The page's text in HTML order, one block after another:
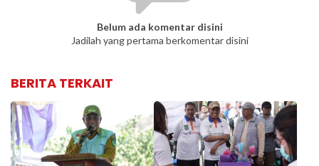
Belum ada komentar disini
Jadilah yang pertama berkomentar disini
BERITA TERKAIT